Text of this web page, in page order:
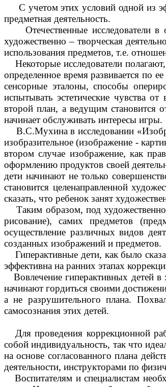
С учетом этих условий одной из
предметная деятельность.
Отечественные исследователи в
художественно – творческая
использования предметов, т.е.
Некоторые исследователи полагают,
определенное время развивается по
сенсорные эталоны, способы
испытывать эстетические чувства
второй план, а ведущим становится
начинает обслуживать интересы игры.
В.С.Мухина в исследовании
изобразительное (изображение -
втором случае изображение, как
оформлению продуктов своей
дети начинают не только
становится целенаправленной
сказать, что ребенок занят
Таким образом, под
рисование), самих предметов
осуществление различных видов
созданных изображений и предметов.
Гиперактивные дети, как было
эффективна на ранних этапах
Вовлечение гиперактивных детей в
начинают гордиться своими
а не разрушительного плана.
самосознания этих детей.
Для проведения коррекционной
собой индивидуальность, так что
на основе согласованного плана
деятельности, инструкторами по
Воспитателям и специалистам